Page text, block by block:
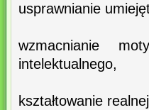
usprawnianie
wzmacnianie
intelektualnego,
kształtowanie